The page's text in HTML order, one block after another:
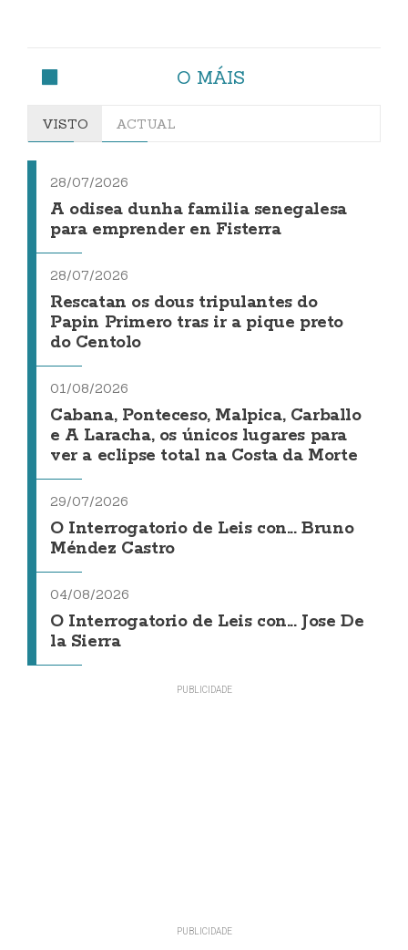
O MÁIS
VISTO ACTUAL
28/07/2026
A odisea dunha familia senegalesa
para emprender en Fisterra
28/07/2026
Rescatan os dous tripulantes do
Papin Primero tras ir a pique preto
do Centolo
01/08/2026
Cabana, Ponteceso, Malpica, Carballo
e A Laracha, os únicos lugares para
ver a eclipse total na Costa da Morte
29/07/2026
O Interrogatorio de Leis con... Bruno
Méndez Castro
04/08/2026
O Interrogatorio de Leis con... Jose De
la Sierra